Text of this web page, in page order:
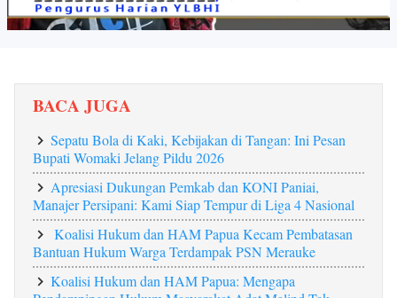
BACA JUGA
Sepatu Bola di Kaki, Kebijakan di Tangan: Ini Pesan
Bupati Womaki Jelang Pildu 2026
Apresiasi Dukungan Pemkab dan KONI Paniai,
Manajer Persipani: Kami Siap Tempur di Liga 4 Nasional
Koalisi Hukum dan HAM Papua Kecam Pembatasan
Bantuan Hukum Warga Terdampak PSN Merauke
Koalisi Hukum dan HAM Papua: Mengapa